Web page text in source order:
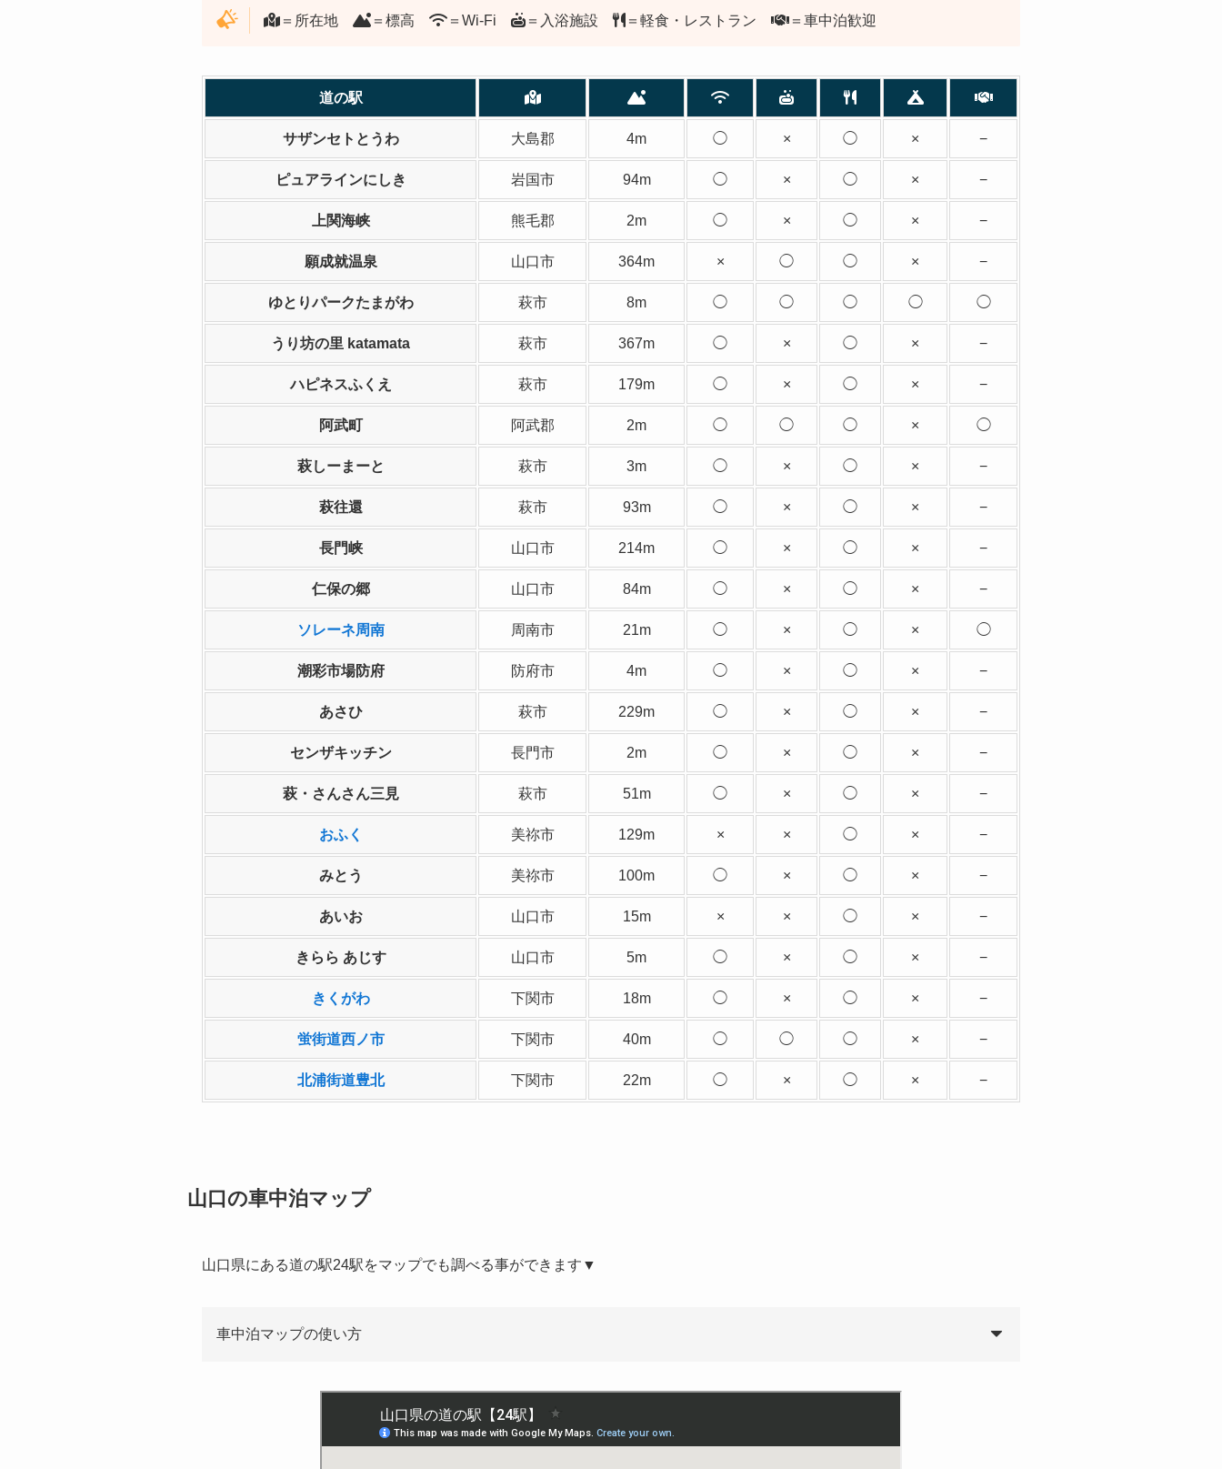
＝所在地 ＝標高 ＝Wi-Fi ＝入浴施設 ＝軽食・レストラン ＝車中泊歓迎
道の駅
サザンセトとうわ 大島郡 4m ◯ × ◯ × −
ピュアラインにしき 岩国市 94m ◯ × ◯ × −
上関海峡 熊毛郡 2m ◯ × ◯ × −
願成就温泉 山口市 364m × ◯ ◯ × −
ゆとりパークたまがわ 萩市 8m ◯ ◯ ◯ ◯ ◯
うり坊の里 katamata 萩市 367m ◯ × ◯ × −
ハピネスふくえ 萩市 179m ◯ × ◯ × −
阿武町 阿武郡 2m ◯ ◯ ◯ × ◯
萩しーまーと 萩市 3m ◯ × ◯ × −
萩往還 萩市 93m ◯ × ◯ × −
長門峡 山口市 214m ◯ × ◯ × −
仁保の郷 山口市 84m ◯ × ◯ × −
ソレーネ周南 周南市 21m ◯ × ◯ × ◯
潮彩市場防府 防府市 4m ◯ × ◯ × −
あさひ 萩市 229m ◯ × ◯ × −
センザキッチン 長門市 2m ◯ × ◯ × −
萩・さんさん三見 萩市 51m ◯ × ◯ × −
おふく 美祢市 129m × × ◯ × −
みとう 美祢市 100m ◯ × ◯ × −
あいお 山口市 15m × × ◯ × −
きらら あじす 山口市 5m ◯ × ◯ × −
きくがわ 下関市 18m ◯ × ◯ × −
蛍街道西ノ市 下関市 40m ◯ ◯ ◯ × −
北浦街道豊北 下関市 22m ◯ × ◯ × −
山口の車中泊マップ
山口県にある道の駅24駅をマップでも調べる事ができます▼
車中泊マップの使い方